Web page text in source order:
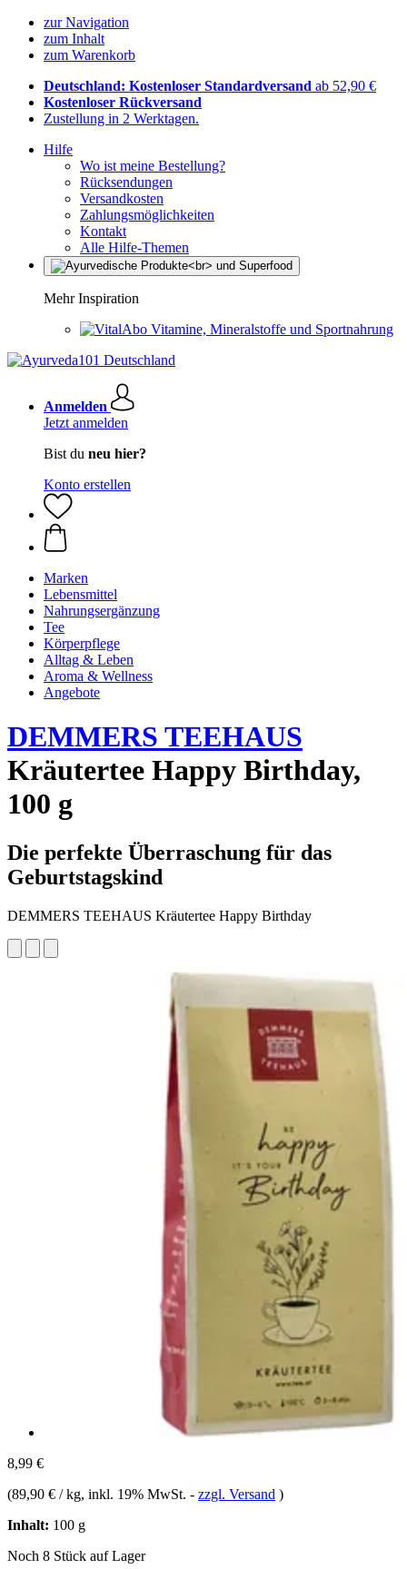
zur Navigation
zum Inhalt
zum Warenkorb
Deutschland: Kostenloser Standardversand ab 52,90 €
Kostenloser Rückversand
Zustellung in 2 Werktagen.
Hilfe
Wo ist meine Bestellung?
Rücksendungen
Versandkosten
Zahlungsmöglichkeiten
Kontakt
Alle Hilfe-Themen
Mehr Inspiration
Vitamine, Mineralstoffe und Sportnahrung
Anmelden
Jetzt anmelden
Bist du neu hier?
Konto erstellen
Marken
Lebensmittel
Nahrungsergänzung
Tee
Körperpflege
Alltag & Leben
Aroma & Wellness
Angebote
DEMMERS TEEHAUS
Kräutertee Happy Birthday,
100 g
Die perfekte Überraschung für das
Geburtstagskind
DEMMERS TEEHAUS Kräutertee Happy Birthday
8,99 €
(89,90 € / kg, inkl. 19% MwSt. - zzgl. Versand )
Inhalt: 100 g
Noch 8 Stück auf Lager